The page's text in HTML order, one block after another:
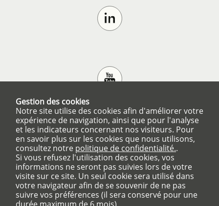
Gestion des cookies
Notre site utilise des cookies afin d'améliorer votre
expérience de navigation, ainsi que pour l'analyse
et les indicateurs concernant nos visiteurs. Pour
en savoir plus sur les cookies que nous utilisons,
consultez notre politique de confidentialité..
Si vous refusez l'utilisation des cookies, vos
informations ne seront pas suivies lors de votre
visite sur ce site. Un seul cookie sera utilisé dans
votre navigateur afin de se souvenir de ne pas
suivre vos préférences (il sera conservé pour une